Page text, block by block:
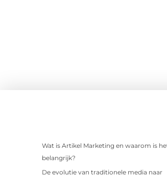
Wat is Artikel Marketing en waarom is
belangrijk?
De evolutie van traditionele media naar